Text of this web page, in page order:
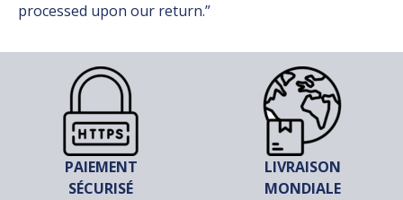
processed upon our return.”
PAIEMENT
SÉCURISÉ
LIVRAISON
MONDIALE